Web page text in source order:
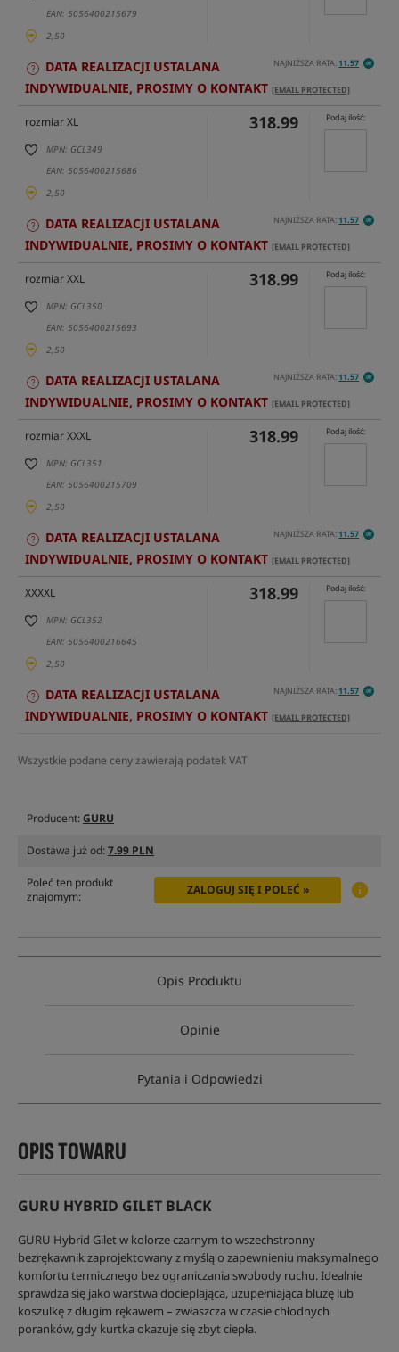
EAN: 5056400215679
2,50
NAJNIŻSZA RATA:11.57
DATA REALIZACJI USTALANA
INDYWIDUALNIE, PROSIMY O KONTAKT [EMAIL PROTECTED]
rozmiar XL
MPN: GCL349
EAN: 5056400215686
2,50
318.99 Podaj ilość:
NAJNIŻSZA RATA:11.57
DATA REALIZACJI USTALANA
INDYWIDUALNIE, PROSIMY O KONTAKT [EMAIL PROTECTED]
rozmiar XXL
MPN: GCL350
EAN: 5056400215693
2,50
318.99 Podaj ilość:
NAJNIŻSZA RATA:11.57
DATA REALIZACJI USTALANA
INDYWIDUALNIE, PROSIMY O KONTAKT [EMAIL PROTECTED]
rozmiar XXXL
MPN: GCL351
EAN: 5056400215709
2,50
318.99 Podaj ilość:
NAJNIŻSZA RATA:11.57
DATA REALIZACJI USTALANA
INDYWIDUALNIE, PROSIMY O KONTAKT [EMAIL PROTECTED]
XXXXL
MPN: GCL352
EAN: 5056400216645
2,50
318.99 Podaj ilość:
NAJNIŻSZA RATA:11.57
DATA REALIZACJI USTALANA
INDYWIDUALNIE, PROSIMY O KONTAKT [EMAIL PROTECTED]
Wszystkie podane ceny zawierają podatek VAT
Producent:GURU
Dostawa już od:7.99 PLN
Poleć ten produkt
znajomym:
ZALOGUJ SIĘ I POLEĆ »
Opis Produktu
Opinie
Pytania i Odpowiedzi
OPIS TOWARU
GURU HYBRID GILET BLACK
GURU Hybrid Gilet w kolorze czarnym to wszechstronny
bezrękawnik zaprojektowany z myślą o zapewnieniu maksymalnego
komfortu termicznego bez ograniczania swobody ruchu. Idealnie
sprawdza się jako warstwa docieplająca, uzupełniająca bluzę lub
koszulkę z długim rękawem – zwłaszcza w czasie chłodnych
poranków, gdy kurtka okazuje się zbyt ciepła.